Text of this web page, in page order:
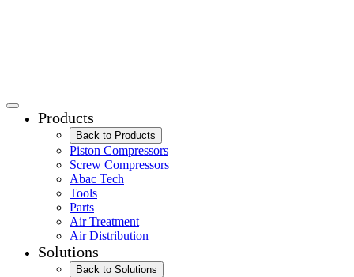
Products
Back to Products
Piston Compressors
Screw Compressors
Abac Tech
Tools
Parts
Air Treatment
Air Distribution
Solutions
Back to Solutions